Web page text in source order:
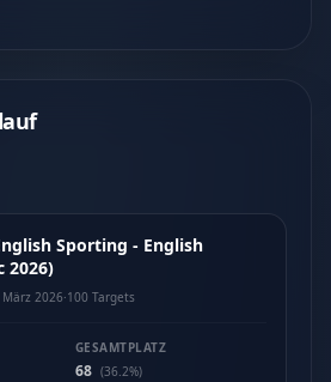
Sporting - English
2026)
März 2026·100 Targets
GESAMTPLATZ
68 (36.2%)